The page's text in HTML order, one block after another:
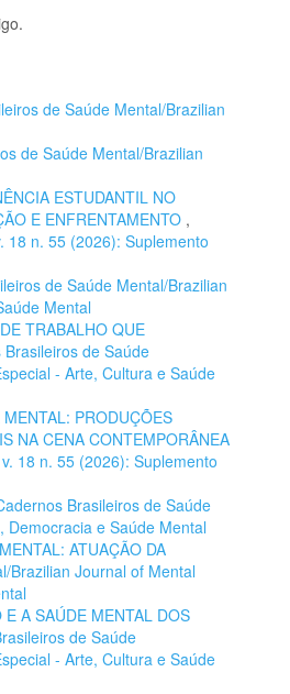
de Saúde Mental/Brazilian
de Saúde Mental/Brazilian
ESTUDANTIL NO
E ENFRENTAMENTO ,
18 n. 55 (2026): Suplemento
de Saúde Mental/Brazilian
Mental
TRABALHO QUE
Brasileiros de Saúde
- Arte, Cultura e Saúde
PRODUÇÕES
NA CENA CONTEMPORÂNEA
18 n. 55 (2026): Suplemento
Brasileiros de Saúde
Democracia e Saúde Mental
ATUAÇÃO DA
Brazilian Journal of Mental
A SAÚDE MENTAL DOS
de Saúde
- Arte, Cultura e Saúde